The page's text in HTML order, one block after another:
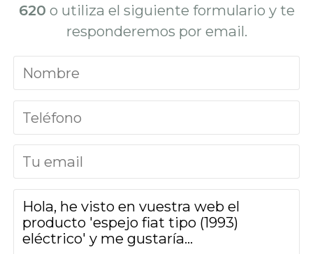
620 o utiliza el siguiente formulario y te
responderemos por email.